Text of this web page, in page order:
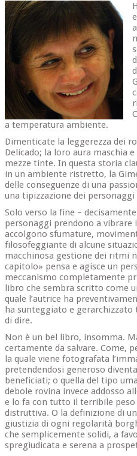
a temperatura ambiente.
Dimenticate la leggerezza dei
Delicado; la loro aura maschia
mezze tinte. In questa storia
in un ambiente ristretto, la
delle conseguenze di una
una tipizzazione dei
Solo verso la fine –
personaggi prendono a vibrare
accolgono sfumature,
filosofeggiante di alcune
macchinosa gestione dei ritmi
capitolo» pensa e agisce un
meccanismo completamente
libro che sembra scritto come
quale l’autrice ha
ha sunteggiato e gerarchizzato
di dire.
Non è un bel libro, insomma.
certamente da salvare. Come,
la quale viene fotografata
pretendendosi generoso
beneficiati; o quella del tipo
debole rovina invece addosso
e lo fa con tutto il terribile peso
distruttiva. O la definizione di
giustizia di ogni regolarità
che semplicemente solidi, a
spregiudicata e serena a